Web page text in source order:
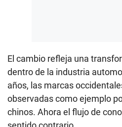
El cambio refleja una
dentro de la industria
años, las marcas
observadas como ejemplo
chinos. Ahora el flujo de